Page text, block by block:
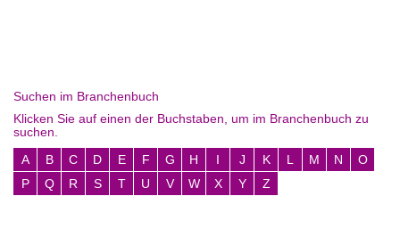
Suchen im Branchenbuch
Klicken Sie auf einen der Buchstaben, um im Branchenbuch zu
suchen.
A
B C D E F G H I J K L M N
O
P
Q R S T U V W X Y Z